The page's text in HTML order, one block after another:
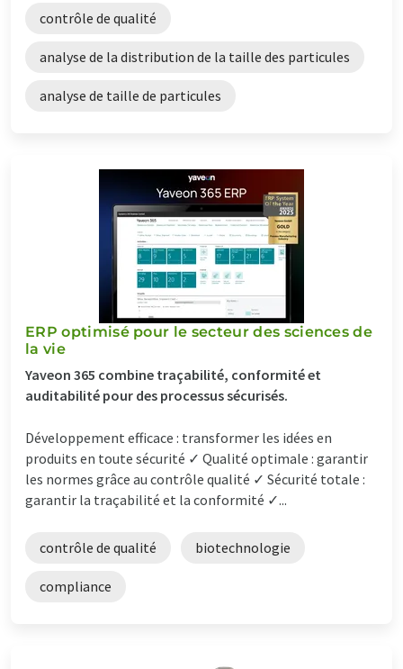
contrôle de qualité
analyse de la distribution de la taille des particules
analyse de taille de particules
ERP optimisé pour le secteur des sciences de
la vie
Yaveon 365 combine traçabilité, conformité et
auditabilité pour des processus sécurisés.
Développement efficace : transformer les idées en
produits en toute sécurité ✓ Qualité optimale : garantir
les normes grâce au contrôle qualité ✓ Sécurité totale :
garantir la traçabilité et la conformité ✓...
contrôle de qualité biotechnologie
compliance